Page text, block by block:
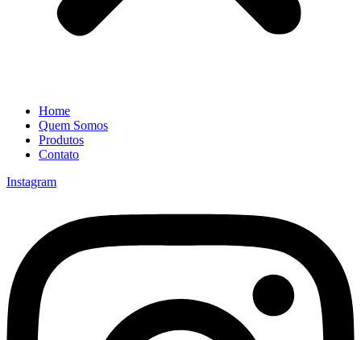
Home
Quem Somos
Produtos
Contato
Instagram